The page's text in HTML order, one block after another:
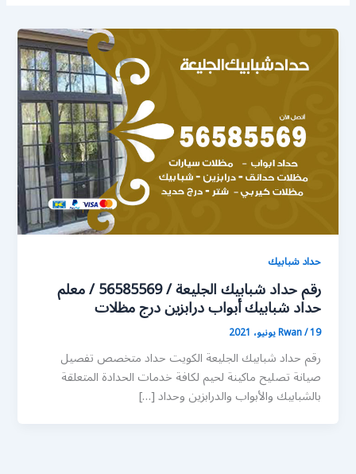
حداد شبابيك
رقم حداد شبابيك الجليعة / 56585569 / معلم
حداد شبابيك أبواب درابزين درج مظلات
Rwan/19 يونيو، 2021
رقم حداد شبابيك الجليعة الكويت حداد متخصص تفصيل
صيانة تصليح ماكينة لحيم لكافة خدمات الحدادة المتعلقة
بالشبابيك والأبواب والدرابزين وحداد […]